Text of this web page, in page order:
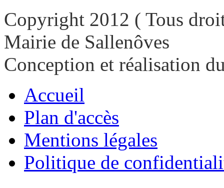
Copyright 2012 ( Tous
Mairie de Sallenôves
Conception et réalisation
Accueil
Plan d'accès
Mentions légales
Politique de